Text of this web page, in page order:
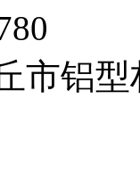
市铝型